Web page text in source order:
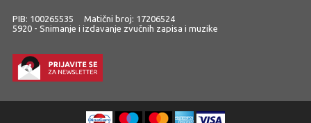
PIB: 100265535 Matični broj: 17206524
5920 - Snimanje i izdavanje zvučnih zapisa i muzike